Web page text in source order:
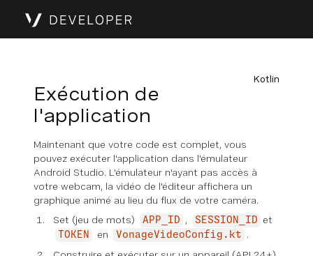
Kotlin
Exécution de
l'application
Maintenant que votre code est complet, vous
pouvez exécuter l'application dans l'émulateur
Android Studio. L'émulateur n'ayant pas accès à
votre webcam, la vidéo de l'éditeur affichera un
graphique animé au lieu du flux de votre caméra.
Set (jeu de mots)
APP_ID , SESSION_ID et
TOKEN en VonageVideoConfig.kt
.